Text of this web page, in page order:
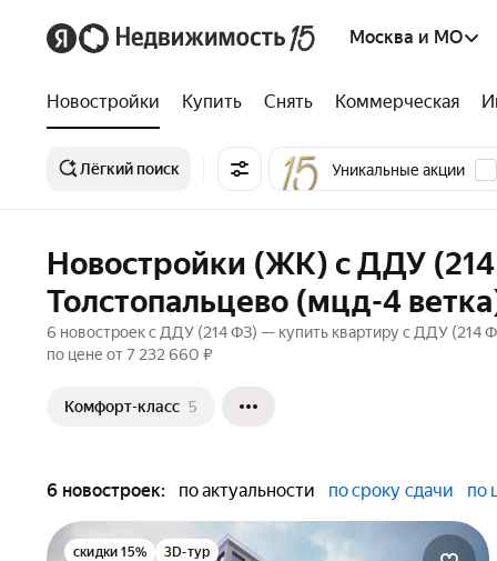
Москва и МО
Новостройки Купить Снять Коммерческая
Лёгкий поиск Уникальные акции
Новостройки (ЖК) с ДДУ
Толстопальцево (мцд-4
6 новостроек с ДДУ (214 ФЗ) — купить квартиру с ДДУ
по цене от 7 232 660 ₽
Комфорт-класс 5
6 новостроек: по актуальности по сроку сдачи по
скидки 15% 3D-тур